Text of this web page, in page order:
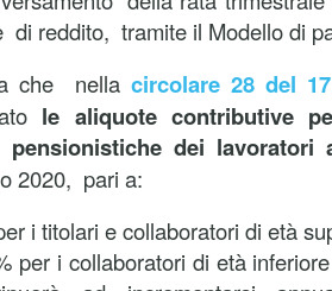
di reddito, tramite il Modello di
che nella circolare 28 del
le aliquote contributive
pensionistiche dei lavoratori
2020, pari a:
i titolari e collaboratori di età
per i collaboratori di età